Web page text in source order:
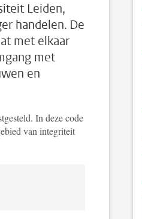
Leiden,
handelen. De
met elkaar
met
en
In deze code
van integriteit